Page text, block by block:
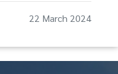
22 March 2024